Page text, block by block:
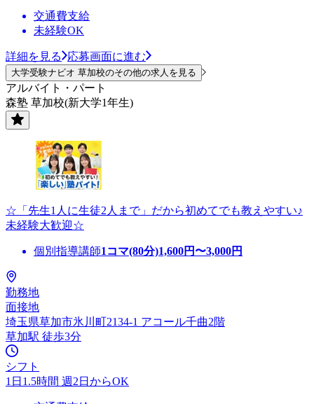
交通費支給
未経験OK
詳細を見る 応募画面に進む
大学受験ナビオ 草加校のその他の求人を見る
アルバイト・パート
森塾 草加校(新大学1年生)
☆「先生1人に生徒2人まで」だから初めてでも教えやすい♪
未経験大歓迎☆
個別指導講師1コマ(80分)1,600円〜3,000円
勤務地
面接地
埼玉県草加市氷川町2134-1 アコール千曲2階
草加駅 徒歩3分
シフト
1日1.5時間 週2日からOK